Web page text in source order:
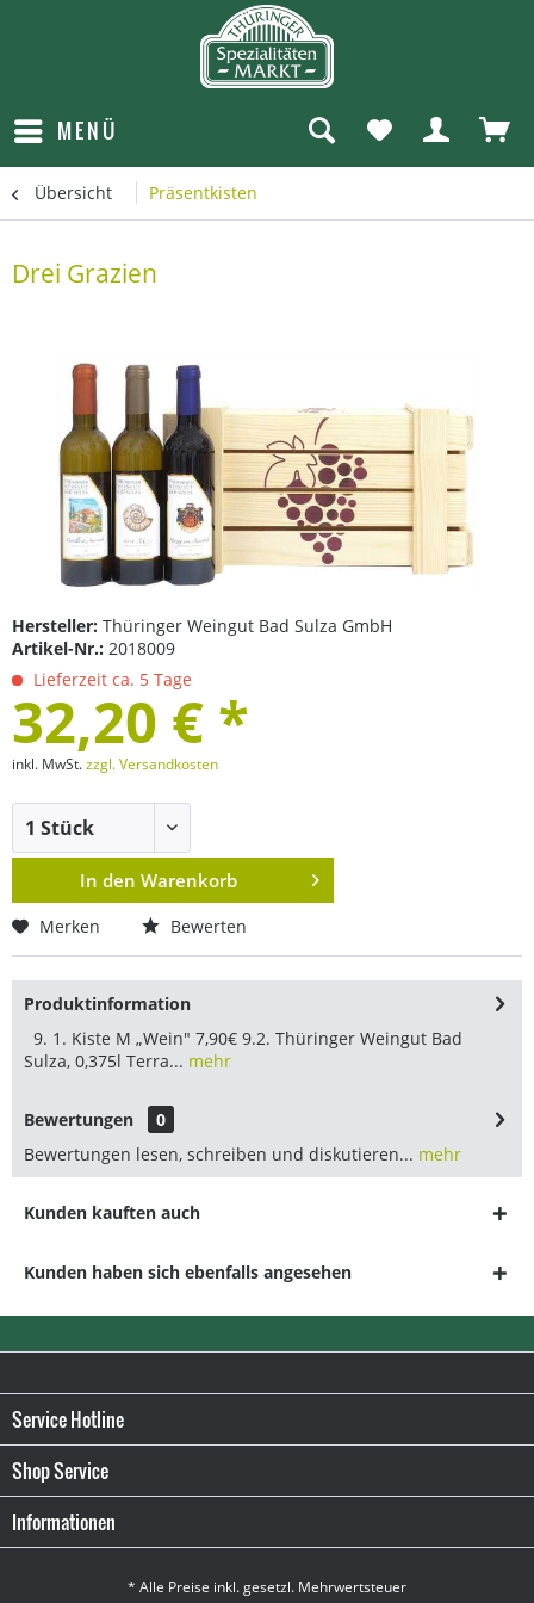
MENÜ
Übersicht Präsentkisten
Drei Grazien
Hersteller: Thüringer Weingut Bad Sulza GmbH
Artikel-Nr.: 2018009
Lieferzeit ca. 5 Tage
32,20 € *
inkl. MwSt.zzgl. Versandkosten
In den Warenkorb
Merken Bewerten
Produktinformation
9. 1. Kiste M „Wein" 7,90€ 9.2. Thüringer Weingut Bad
Sulza, 0,375l Terra... mehr
Bewertungen
0
Bewertungen lesen, schreiben und diskutieren... mehr
Kunden kauften auch
Kunden haben sich ebenfalls angesehen
Service Hotline
Shop Service
Informationen
* Alle Preise inkl. gesetzl. Mehrwertsteuer